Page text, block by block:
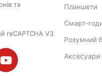
та
reCAPTCHA V3
Планшети
Смарт-
Розумний
Аксесуари